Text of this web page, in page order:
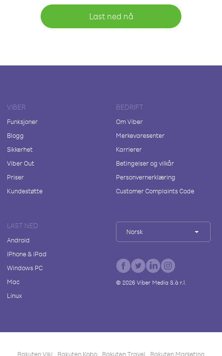
Last ned nå
VIBER
Funksjoner
Blogg
Sikkerhet
Viber Out
Priser
Kundestøtte
BEDRIFT
Om Viber
Merkevaresenter
Karrierer
Betingelser og vilkår
Personvernerklæring
Customer Complaints Code
LAST NED
Android
iPhone & iPad
Windows PC
Mac
Linux
Norsk
© 2026Viber Media S.à r.l.
Rakuten Viki Rakuten Kobo Rakuten Travel Rakuten Marketing